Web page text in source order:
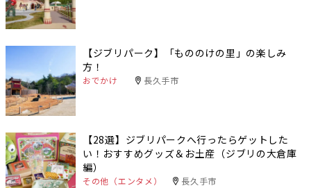
【ジブリパーク】「もののけの里」の楽しみ
方！
おでかけ 長久手市
【28選】ジブリパークへ行ったらゲットした
い！おすすめグッズ＆お土産（ジブリの大倉庫
編）
その他（エンタメ） 長久手市